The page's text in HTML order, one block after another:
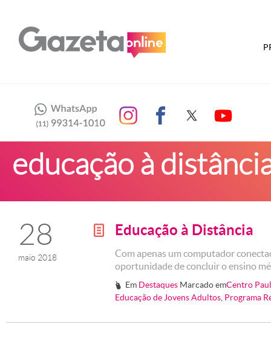
educação à
28
maio 2018
g Educação à Distância
Com apenas um computador
oportunidade de concluir o ensino
# Em Destaques Marcado emCentro
Educação de Jovens Adultos Programa